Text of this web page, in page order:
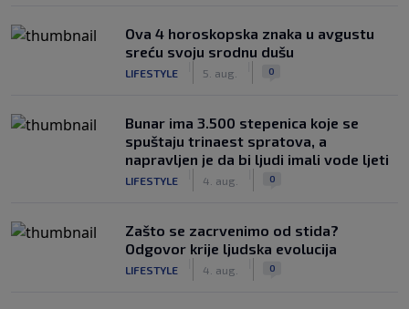
Ova 4 horoskopska znaka u avgustu
sreću svoju srodnu dušu
LIFESTYLE 5. aug. 0
Bunar imа 3.500 stepenica koje se
spuštaju trinaest spratova, a
napravljen je da bi ljudi imali vode ljeti
LIFESTYLE 4. aug. 0
Zašto se zacrvenimo od stida?
Odgovor krije ljudska evolucija
LIFESTYLE 4. aug. 0